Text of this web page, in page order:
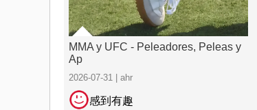
MMA y UFC - Peleadores, Peleas y
Ap
2026-07-31 | ahr
感到有趣